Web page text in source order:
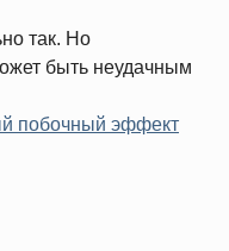
так. Но
быть неудачным
побочный эффект